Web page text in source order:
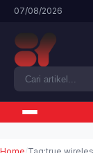
07/08/2026